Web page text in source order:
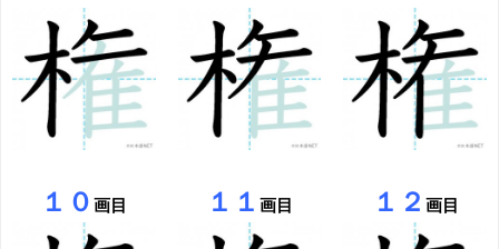
１０画目 １１ 画目 １２ 画目